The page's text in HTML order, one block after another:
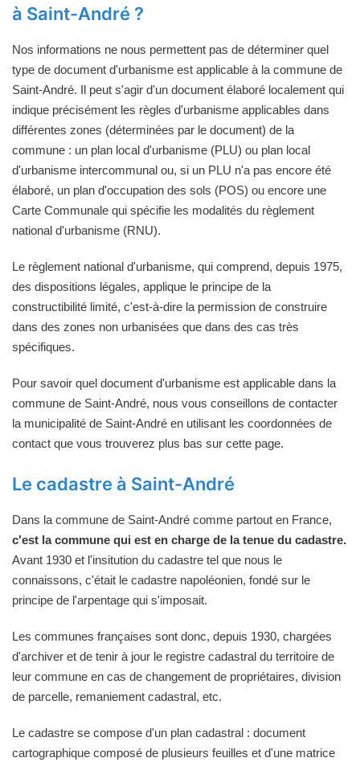
à Saint-André ?
Nos informations ne nous permettent pas de déterminer quel
type de document d'urbanisme est applicable à la commune de
Saint-André. Il peut s'agir d'un document élaboré localement qui
indique précisément les règles d'urbanisme applicables dans
différentes zones (déterminées par le document) de la
commune : un plan local d'urbanisme (PLU) ou plan local
d'urbanisme intercommunal ou, si un PLU n'a pas encore été
élaboré, un plan d'occupation des sols (POS) ou encore une
Carte Communale qui spécifie les modalités du règlement
national d'urbanisme (RNU).
Le règlement national d'urbanisme, qui comprend, depuis 1975,
des dispositions légales, applique le principe de la
constructibilité limité, c'est-à-dire la permission de construire
dans des zones non urbanisées que dans des cas très
spécifiques.
Pour savoir quel document d'urbanisme est applicable dans la
commune de Saint-André, nous vous conseillons de contacter
la municipalité de Saint-André en utilisant les coordonnées de
contact que vous trouverez plus bas sur cette page.
Le cadastre à Saint-André
Dans la commune de Saint-André comme partout en France,
c'est la commune qui est en charge de la tenue du cadastre.
Avant 1930 et l'insitution du cadastre tel que nous le
connaissons, c'était le cadastre napoléonien, fondé sur le
principe de l'arpentage qui s'imposait.
Les communes françaises sont donc, depuis 1930, chargées
d'archiver et de tenir à jour le registre cadastral du territoire de
leur commune en cas de changement de propriétaires, division
de parcelle, remaniement cadastral, etc.
Le cadastre se compose d'un plan cadastral : document
cartographique composé de plusieurs feuilles et d'une matrice